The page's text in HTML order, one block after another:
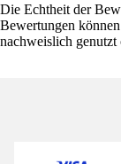
Die Echtheit der
Bewertungen
nachweislich genutzt